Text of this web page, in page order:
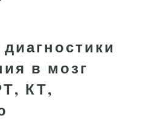
в мозг
КТ,